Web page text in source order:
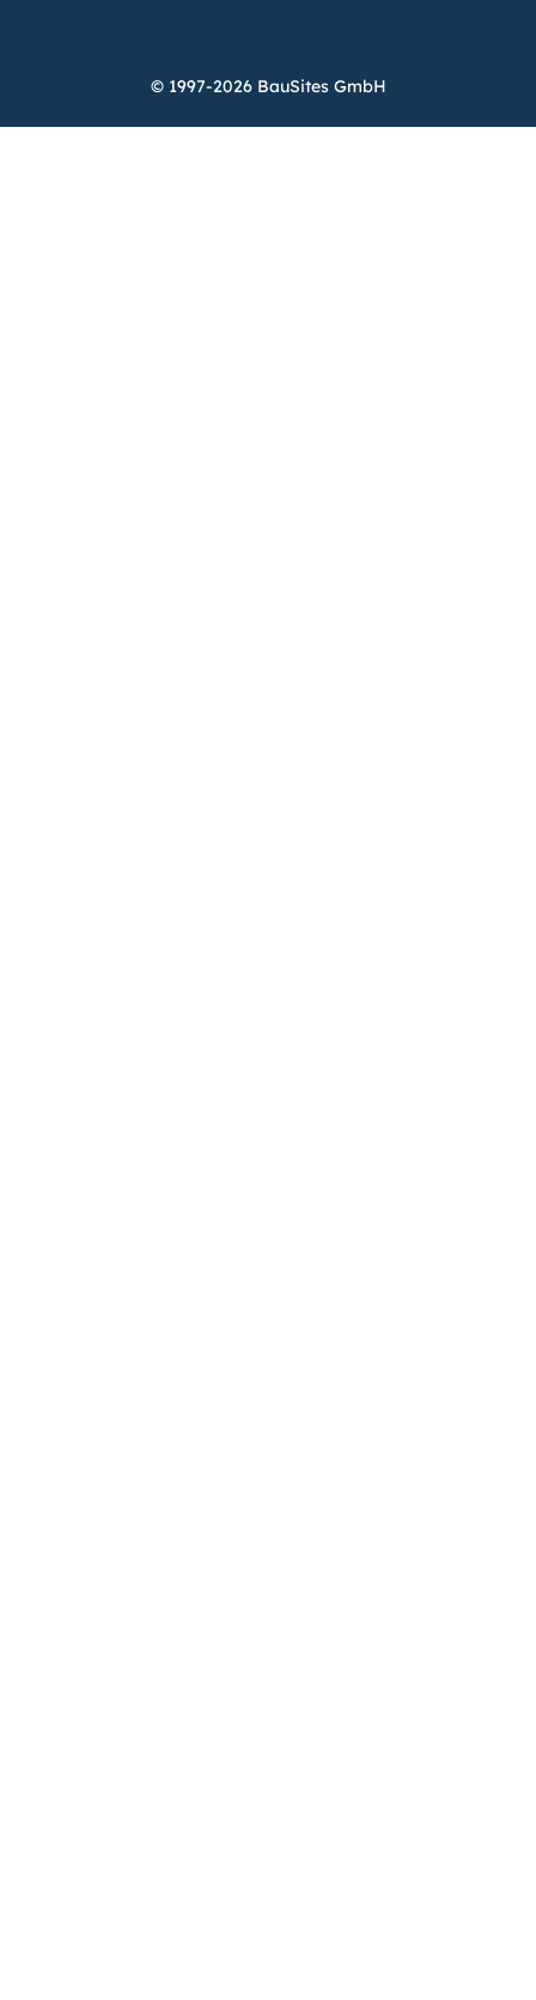
© 1997-2026 BauSites GmbH